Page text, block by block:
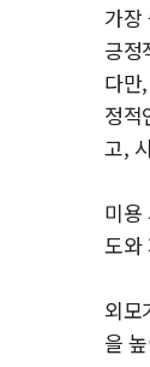
가장
긍정
다만
정적
고,
미용
도와
외모
을